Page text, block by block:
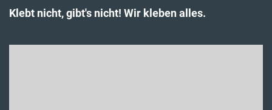
Klebt nicht, gibt's nicht! Wir kleben alles.